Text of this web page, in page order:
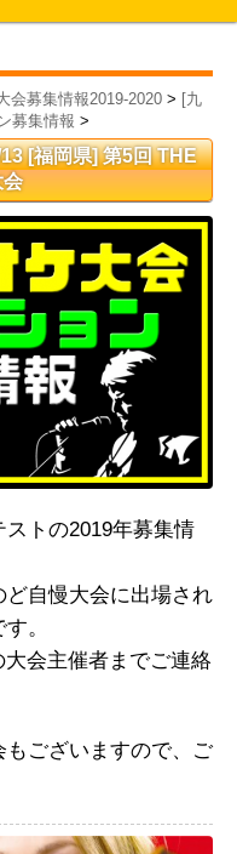
会募集情報2019-2020 > [九
募集情報 >
[福岡県] 第5回 THE
会
トの2019年募集情
自慢大会に出場され
。
会主催者までご連絡
ございますので、ご